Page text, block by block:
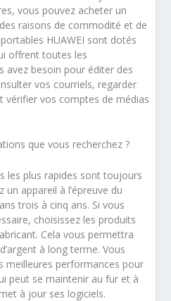
vous pouvez acheter un
raisons de commodité et de
HUAWEI sont dotés
offrent toutes les
avez besoin pour éditer des
vos courriels, regarder
vérifier vos comptes de médias
que vous recherchez ?
les plus rapides sont toujours
un appareil à l’épreuve du
trois à cinq ans. Si vous
choisissez les produits
Cela vous permettra
à long terme. Vous
meilleures performances pour
peut se maintenir au fur et à
à jour ses logiciels.